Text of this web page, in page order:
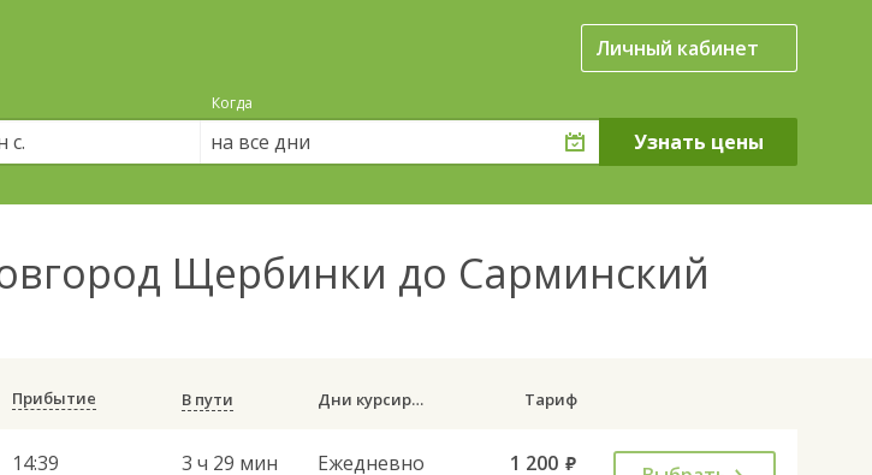
Личный кабинет
Когда
на все дни
Щербинки до Сарминский
Прибытие В пути Дни курсирования Тариф
14:39 3 ч 29 мин Ежедневно 1 200 руб.